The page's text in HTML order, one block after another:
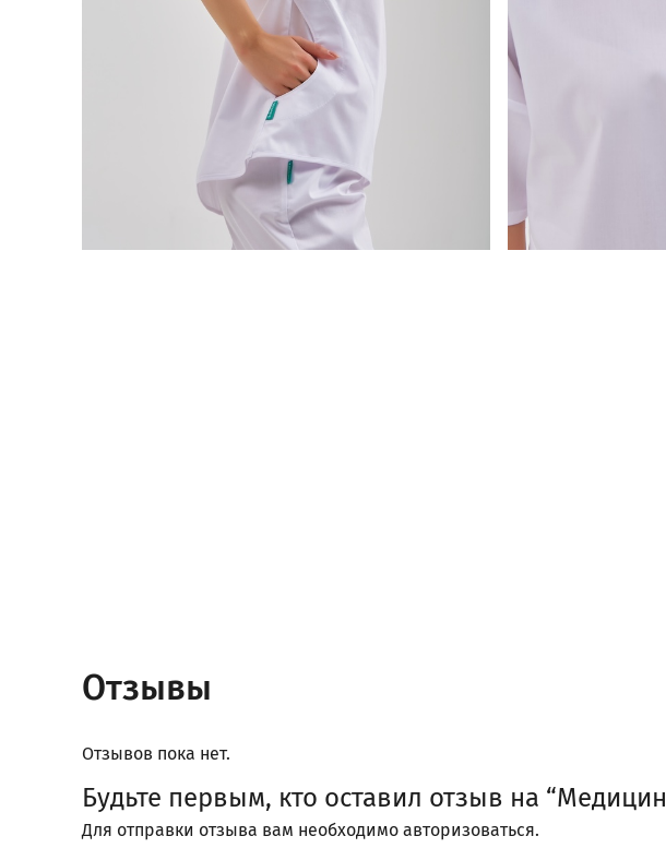
Отзывы
Отзывов пока нет.
Будьте первым, кто оставил отзыв на
Для отправки отзыва вам необходимо авторизоваться.